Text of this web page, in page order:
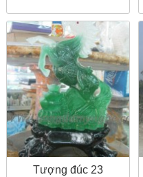
Tượng đúc 23